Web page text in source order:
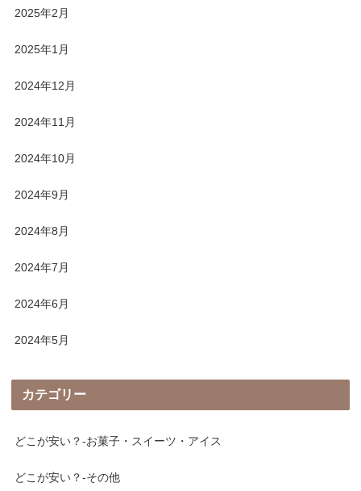
2025年2月
2025年1月
2024年12月
2024年11月
2024年10月
2024年9月
2024年8月
2024年7月
2024年6月
2024年5月
カテゴリー
どこが安い？-お菓子・スイーツ・アイス
どこが安い？-その他